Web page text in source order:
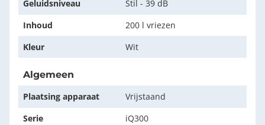
Geluidsniveau
Stil - 39 dB
Inhoud
200 l vriezen
Kleur
Wit
Algemeen
Plaatsing apparaat
Vrijstaand
Serie
iQ300